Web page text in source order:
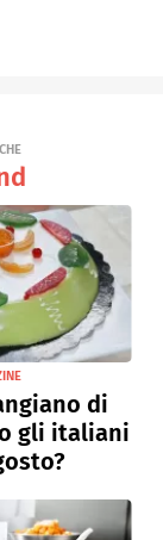
di
gli italiani